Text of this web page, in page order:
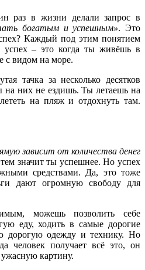
раз в жизни делали запрос в
богатым и успешным». Это
Каждый под этим понятием
успех – это когда ты живёшь в
с видом на море.
тачка за несколько десятков
них не ездишь. Ты летаешь на
на пляж и отдохнуть там.
зависит от количества денег
значит ты успешнее. Но успех
средствами. Да, это тоже
дают огромную свободу для
можешь позволить себе
еду, ходить в самые дорогие
дорогую одежду и технику. Но
человек получает всё это, он
ужасную картину.